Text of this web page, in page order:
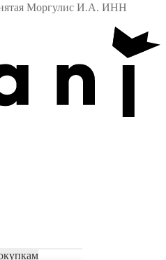
Моргулис И.А. ИНН